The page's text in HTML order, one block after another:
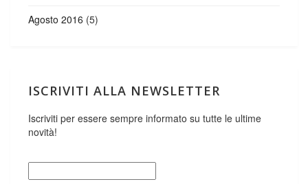
Agosto 2016 (5)
ISCRIVITI ALLA NEWSLETTER
Iscriviti per essere sempre informato su tutte le ultime
novità!